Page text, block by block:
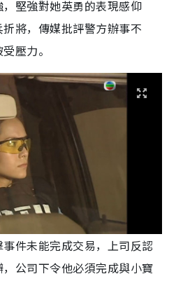
堅強對她英勇的表現感仰
將，傳媒批評警方辦事不
壓力。
件未能完成交易，上司反認
公司下令他必須完成與小寶